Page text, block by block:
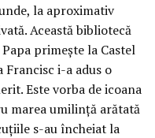
la aproximativ
Această bibliotecă
primeşte la Castel
Francisc i-a adus o
Este vorba de icoana
marea umilinţă arătată
s-au încheiat la